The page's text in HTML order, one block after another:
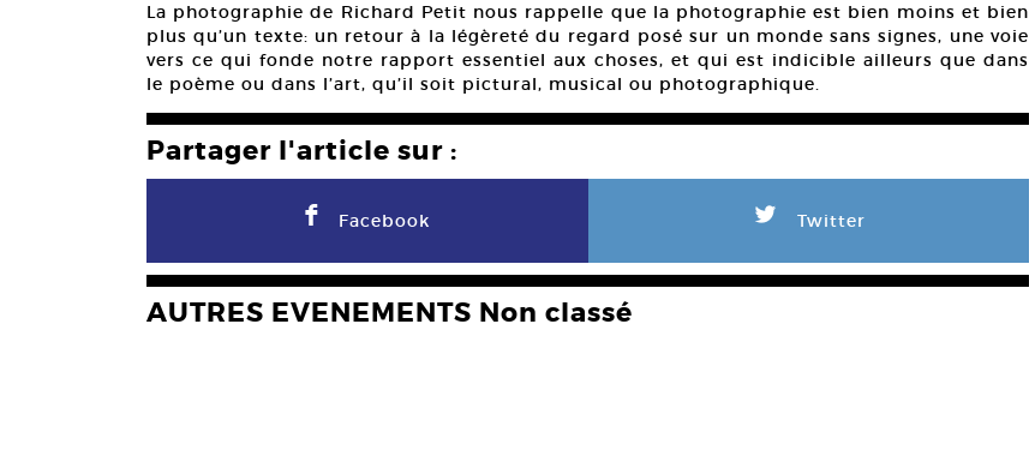
La photographie de Richard Petit nous rappelle que la photographie est bien moins et bien
plus qu’un texte: un retour à la légèreté du regard posé sur un monde sans signes, une voie
vers ce qui fonde notre rapport essentiel aux choses, et qui est indicible ailleurs que dans
le poème ou dans l’art, qu’il soit pictural, musical ou photographique.
Partager l'article sur :
F Facebook L Twitter
AUTRES EVENEMENTS Non classé